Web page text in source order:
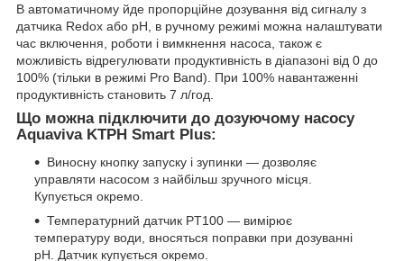
В автоматичному йде пропорційне дозування від сигналу з
датчика Redox або pH, в ручному режимі можна налаштувати
час включення, роботи і вимкнення насоса, також є
можливість відрегулювати продуктивність в діапазоні від 0 до
100% (тільки в режимі Pro Band). При 100% навантаженні
продуктивність становить 7 л/год.
Що можна підключити до дозуючому насосу
Aquaviva KTPH Smart Plus:
Виносну кнопку запуску і зупинки — дозволяє
управляти насосом з найбільш зручного місця.
Купується окремо.
Температурний датчик PT100 — вимірює
температуру води, вносяться поправки при дозуванні
pH. Датчик купується окремо.